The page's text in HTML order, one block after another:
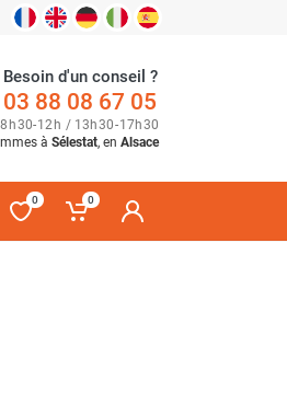
Besoin d'un conseil ?
03 88 08 67 05
h30-12h / 13h30-17h30
à Sélestat, en Alsace
0 0